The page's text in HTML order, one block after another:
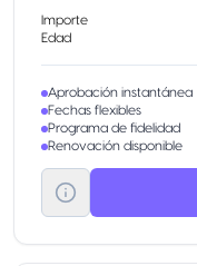
Importe
Edad
Aprobación instantánea
Fechas flexibles
Programa de fidelidad
Renovación disponible